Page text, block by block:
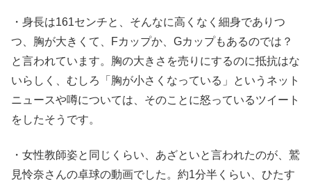
・身長は161センチと、そんなに高くなく細身でありつ
つ、胸が大きくて、Fカップか、Gカップもあるのでは？
と言われています。胸の大きさを売りにするのに抵抗はな
いらしく、むしろ「胸が小さくなっている」というネット
ニュースや噂については、そのことに怒っているツイート
をしたそうです。
・女性教師姿と同じくらい、あざといと言われたのが、鷲
見怜奈さんの卓球の動画でした。約1分半くらい、ひたす